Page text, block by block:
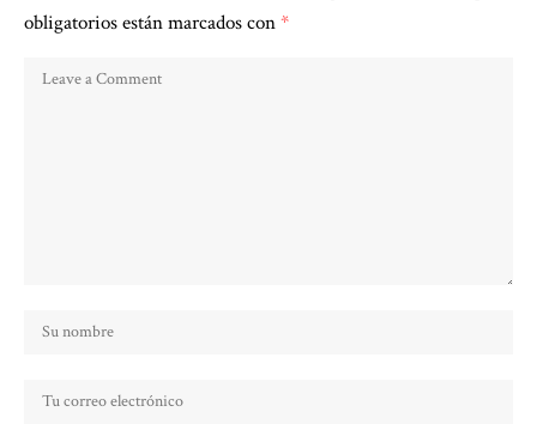
obligatorios están marcados con*